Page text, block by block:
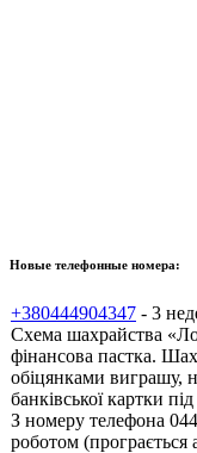
Новые телефонные номера:
+380444904347 - 3
Схема шахрайства
фінансова пастка.
обіцянками виграшу,
банківської картки
З номеру телефона
роботом (програється